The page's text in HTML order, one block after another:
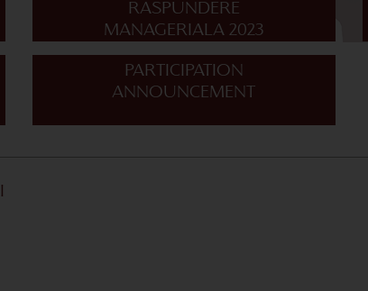
RASPUNDERE
MANAGERIALA 2023
PARTICIPATION
ANNOUNCEMENT